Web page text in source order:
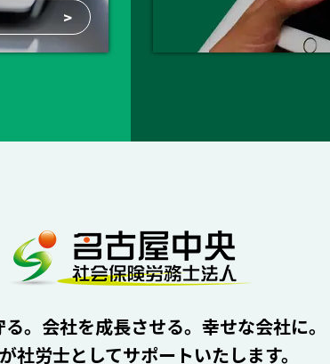
>
。会社を成長させる。幸せな会社に。
社労士としてサポートいたします。